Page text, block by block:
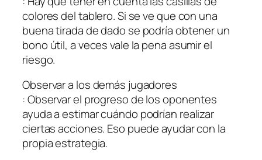
colores del tablero. Si se ve que con una
buena tirada de dado se podría obtener un
bono útil, a veces vale la pena asumir el
riesgo.
Observar a los demás jugadores
: Observar el progreso de los oponentes
ayuda a estimar cuándo podrían realizar
ciertas acciones. Eso puede ayudar con la
propia estrategia.